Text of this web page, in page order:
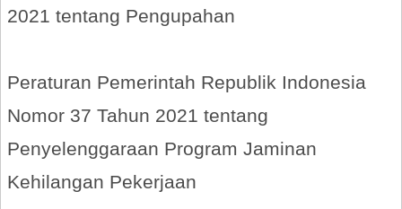
2021 tentang Pengupahan
Peraturan Pemerintah Republik Indonesia
Nomor 37 Tahun 2021 tentang
Penyelenggaraan Program Jaminan
Kehilangan Pekerjaan